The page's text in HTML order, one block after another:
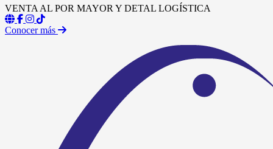
VENTA AL POR MAYOR Y DETAL LOGÍSTICA
Conocer más